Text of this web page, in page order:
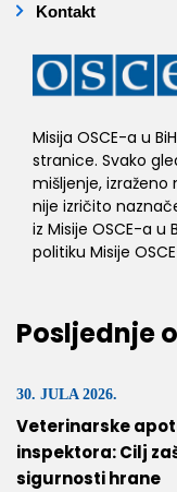
Kontakt
Misija OSCE-a u
stranice. Svako
mišljenje,
nije izričito
iz Misije OSCE-a u
politiku Misije
Posljednje
30. JULA 2026.
Veterinarske
inspektora: Cilj
sigurnosti hrane